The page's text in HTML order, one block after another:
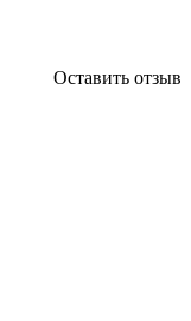
Оставить отзыв